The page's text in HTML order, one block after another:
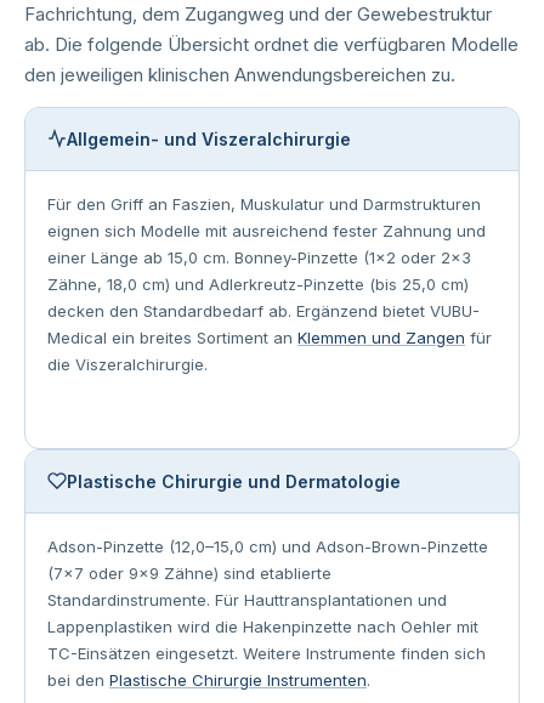
Fachrichtung, dem Zugangweg und der Gewebestruktur
ab. Die folgende Übersicht ordnet die verfügbaren Modelle
den jeweiligen klinischen Anwendungsbereichen zu.
Allgemein- und Viszeralchirurgie
Für den Griff an Faszien, Muskulatur und Darmstrukturen
eignen sich Modelle mit ausreichend fester Zahnung und
einer Länge ab 15,0 cm. Bonney-Pinzette (1×2 oder 2×3
Zähne, 18,0 cm) und Adlerkreutz-Pinzette (bis 25,0 cm)
decken den Standardbedarf ab. Ergänzend bietet VUBU-
Medical ein breites Sortiment an Klemmen und Zangen für
die Viszeralchirurgie.
Plastische Chirurgie und Dermatologie
Adson-Pinzette (12,0–15,0 cm) und Adson-Brown-Pinzette
(7×7 oder 9×9 Zähne) sind etablierte
Standardinstrumente. Für Hauttransplantationen und
Lappenplastiken wird die Hakenpinzette nach Oehler mit
TC-Einsätzen eingesetzt. Weitere Instrumente finden sich
bei den Plastische Chirurgie Instrumenten.